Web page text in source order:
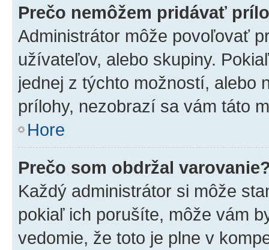
Prečo nemôžem pridávať
Administrátor môže povoľovať
užívateľov, alebo skupiny.
jednej z týchto možností, alebo
prílohy, nezobrazí sa vám táto
Hore
Prečo som obdržal
Každý administrátor si môže
pokiaľ ich porušíte, môže vám
vedomie, že toto je plne v